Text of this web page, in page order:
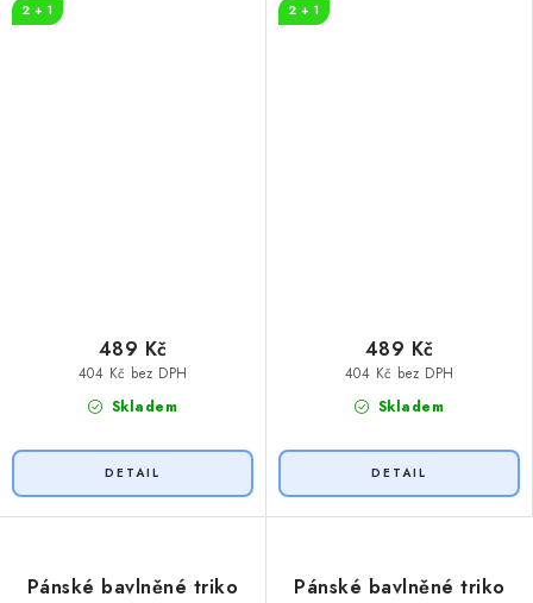
2 + 1
Skladem
404 Kč bez DPH
489 Kč
2 + 1
Skladem
404 Kč bez DPH
489 Kč
Pánské bavlněné triko
Pánské bavlněné triko